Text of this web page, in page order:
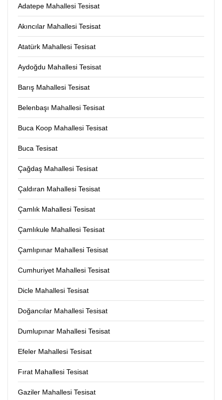
Adatepe Mahallesi Tesisat
Akıncılar Mahallesi Tesisat
Atatürk Mahallesi Tesisat
Aydoğdu Mahallesi Tesisat
Barış Mahallesi Tesisat
Belenbaşı Mahallesi Tesisat
Buca Koop Mahallesi Tesisat
Buca Tesisat
Çağdaş Mahallesi Tesisat
Çaldıran Mahallesi Tesisat
Çamlık Mahallesi Tesisat
Çamlıkule Mahallesi Tesisat
Çamlıpınar Mahallesi Tesisat
Cumhuriyet Mahallesi Tesisat
Dicle Mahallesi Tesisat
Doğancılar Mahallesi Tesisat
Dumlupınar Mahallesi Tesisat
Efeler Mahallesi Tesisat
Fırat Mahallesi Tesisat
Gaziler Mahallesi Tesisat